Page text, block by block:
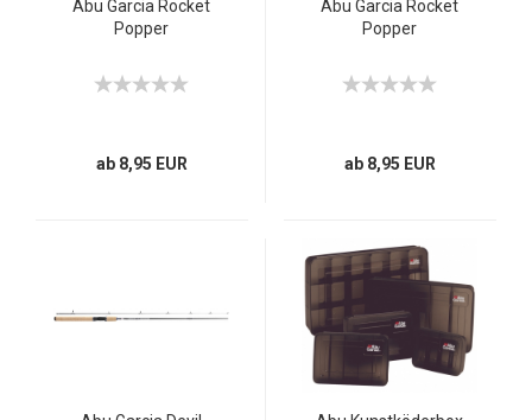
Abu Garcia Rocket
Popper
ab 8,95 EUR
Abu Garcia Rocket
Popper
ab 8,95 EUR